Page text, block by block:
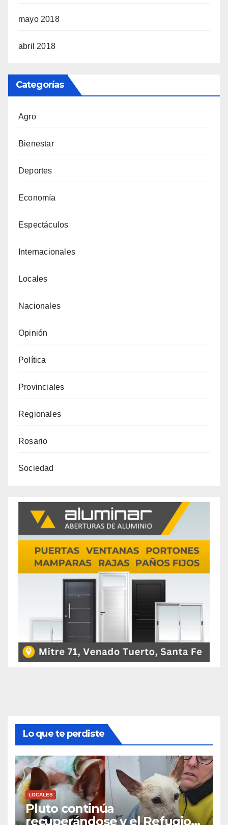
mayo 2018
abril 2018
Categorías
Agro
Bienestar
Deportes
Economía
Espectáculos
Internacionales
Locales
Nacionales
Opinión
Política
Provinciales
Regionales
Rosario
Sociedad
Lo que te perdiste
LOCALES
Pluto continúa
recuperándose y el Refugio